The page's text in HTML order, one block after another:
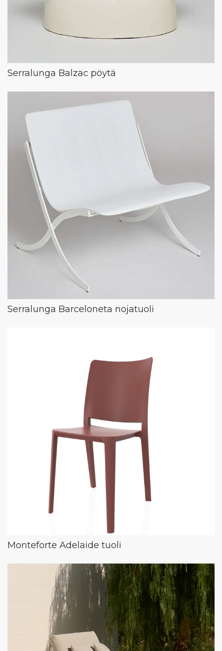
Serralunga Balzac pöytä
Serralunga Barceloneta nojatuoli
Monteforte Adelaide tuoli